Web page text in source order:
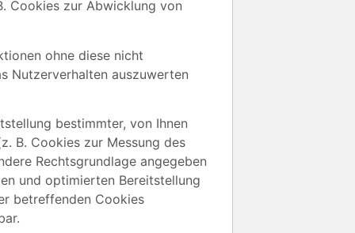
Cookies zur Abwicklung von
ohne diese nicht
Nutzerverhalten auszuwerten
bestimmter, von Ihnen
B. Cookies zur Messung des
Rechtsgrundlage angegeben
und optimierten Bereitstellung
betreffenden Cookies